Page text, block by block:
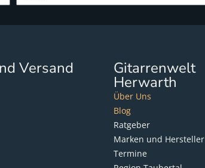
Versand Gitarrenwelt
Herwarth
Über Uns
Blog
Ratgeber
Marken und Hersteller
Termine